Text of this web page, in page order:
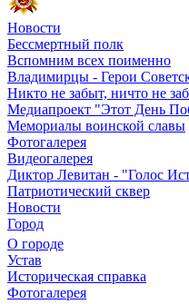
Новости
Бессмертный полк
Вспомним всех поименно
Владимирцы - Герои
Никто не забыт, ничто не
Медиапроект "Этот День
Мемориалы воинской славы
Фотогалерея
Видеогалерея
Диктор Левитан - "Голос
Патриотический сквер
Новости
Город
О городе
Устав
Историческая справка
Фотогалерея